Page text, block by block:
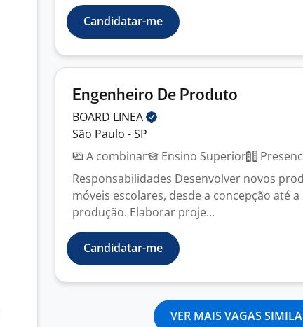
Candidatar-me
Engenheiro De Produto
BOARD LINEA
São Paulo - SP
A combinar
Ensino Superior
Responsabilidades Desenvolver novos
móveis escolares, desde a concepção até
produção. Elaborar proje...
Candidatar-me
VER MAIS VAGAS